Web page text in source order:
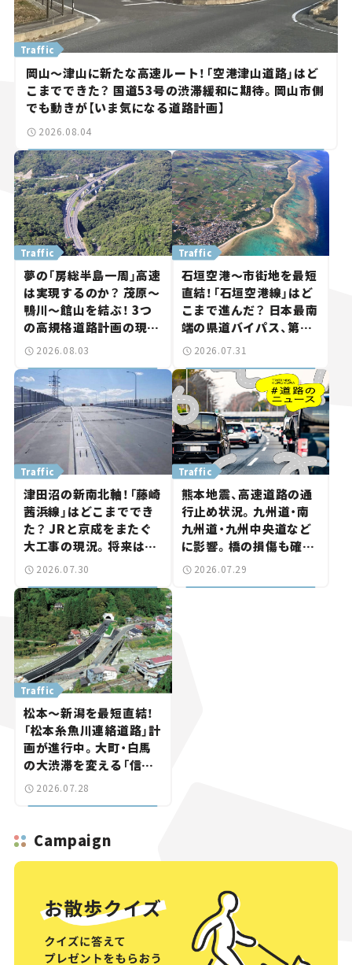
Traffic
岡山～津山に新たな高速ルート！「空港津山道路」はど
こまでできた？ 国道53号の渋滞緩和に期待。岡山市側
でも動きが【いま気になる道路計画】
2026.08.04
Traffic
夢の「房総半島一周」高速
は実現するのか？ 茂原～
鴨川～館山を結ぶ！ 3つ
の高規格道路計画の現
状。「館山鴨川道路」で検
路計画】
2026.08.03
Traffic
石垣空港～市街地を最短
直結！「石垣空港線」はど
こまで進んだ？ 日本最南
端の県道バイパス、第2
工区も延伸開通 【いま気
2026.07.31
Traffic
津田沼の新南北軸！「藤崎
茜浜線」はどこまででき
た？ JRと京成をまたぐ
大工事の現況。将来は
「習志野～鎌ケ谷」を最短
計画】
2026.07.30
Traffic
熊本地震、高速道路の通
行止め状況。九州道・南
九州道・九州中央道など
に影響。橋の損傷も確認
【道路のニュース】
2026.07.29
Traffic
松本～新潟を最短直結！
「松本糸魚川連絡道路」計
画が進行中。大町・白馬
の大渋滞を変える「信号
ゼロ」バイパスも事業化
2026.07.28
Campaign